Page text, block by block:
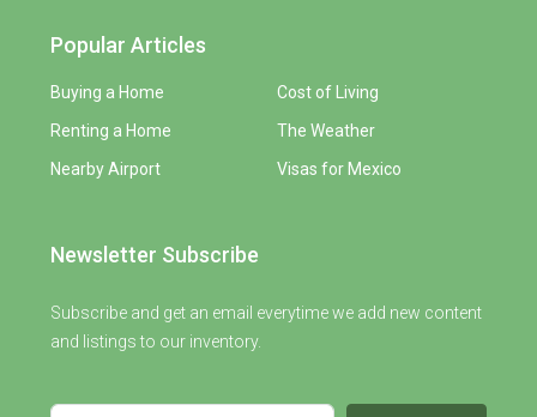
Popular Articles
Buying a Home
Renting a Home
Nearby Airport
Cost of Living
The Weather
Visas for Mexico
Newsletter Subscribe
Subscribe and get an email everytime we add new content
and listings to our inventory.